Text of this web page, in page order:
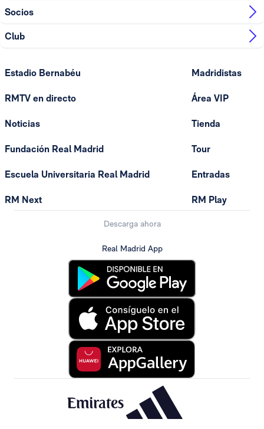
Socios
Club
Estadio Bernabéu
RMTV en directo
Noticias
Fundación Real Madrid
Escuela Universitaria Real Madrid
RM Next
Madridistas
Área VIP
Tienda
Tour
Entradas
RM Play
Descarga ahora
Real Madrid App